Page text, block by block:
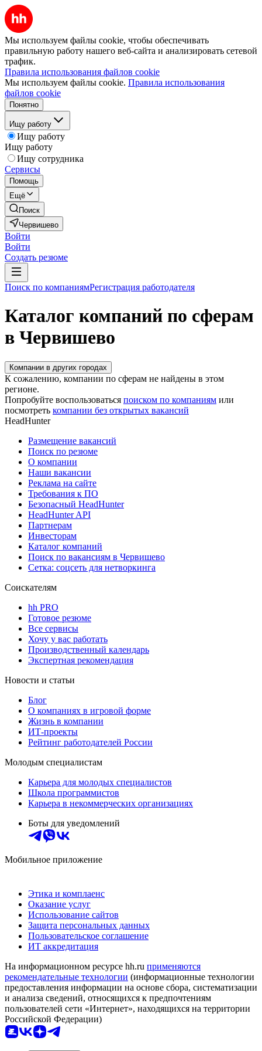
Мы используем файлы cookie, чтобы обеспечивать
правильную работу нашего веб-сайта и анализировать сетевой
трафик.
Правила использования файлов cookie
Мы используем файлы cookie. Правила использования
файлов cookie
Понятно
Ищу работу
Ищу работу
Ищу работу
Ищу сотрудника
Сервисы
Помощь
Ещё
Поиск
Червишево
Войти
Войти
Создать резюме
Поиск по компаниямРегистрация работодателя
Каталог компаний по сферам
в Червишево
Компании в других городах
К сожалению, компании по сферам не найдены в этом
регионе.
Попробуйте воспользоваться поиском по компаниям или
посмотреть компании без открытых вакансий
HeadHunter
Размещение вакансий
Поиск по резюме
О компании
Наши вакансии
Реклама на сайте
Требования к ПО
Безопасный HeadHunter
HeadHunter API
Партнерам
Инвесторам
Каталог компаний
Поиск по вакансиям в Червишево
Сетка: соцсеть для нетворкинга
Соискателям
hh PRO
Готовое резюме
Все сервисы
Хочу у вас работать
Производственный календарь
Экспертная рекомендация
Новости и статьи
Блог
О компаниях в игровой форме
Жизнь в компании
ИТ-проекты
Рейтинг работодателей России
Молодым специалистам
Карьера для молодых специалистов
Школа программистов
Карьера в некоммерческих организациях
Боты для уведомлений
Мобильное приложение
Этика и комплаенс
Оказание услуг
Использование сайтов
Защита персональных данных
Пользовательское соглашение
ИТ аккредитация
На информационном ресурсе hh.ru применяются
рекомендательные технологии (информационные технологии
предоставления информации на основе сбора, систематизации
и анализа сведений, относящихся к предпочтениям
пользователей сети «Интернет», находящихся на территории
Российской Федерации)